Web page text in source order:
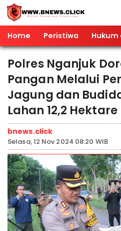
Home Peristiwa Hukum
Polres Nganjuk
Pangan Melalui
Jagung dan
Lahan 12,2 Hektare
bnews.click
Selasa, 12 Nov 2024 08:20 WIB